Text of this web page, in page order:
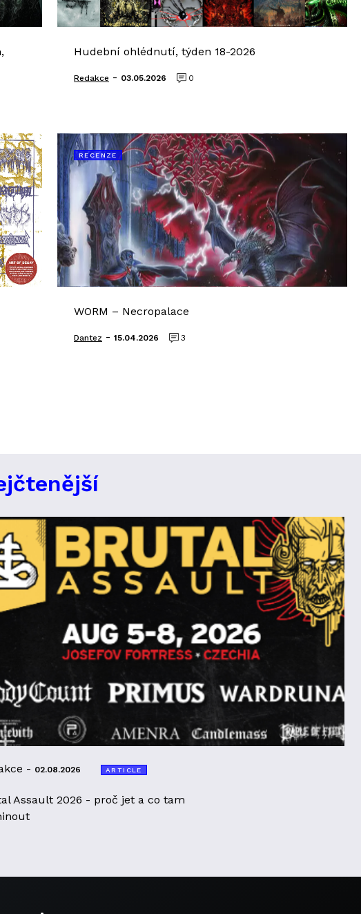
Hudební ohlédnutí, týden 18-2026
Redakce - 03.05.2026 0
RECENZE
WORM – Necropalace
Dantez - 15.04.2026 3
- 02.08.2026 ARTICLE
Assault 2026 - proč jet a co tam